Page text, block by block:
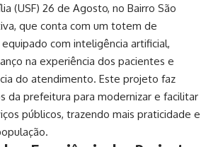
(USF) 26 de Agosto, no Bairro São
que conta com um totem de
com inteligência artificial,
na experiência dos pacientes e
do atendimento. Este projeto faz
da prefeitura para modernizar e facilitar
públicos, trazendo mais praticidade e